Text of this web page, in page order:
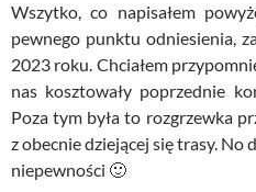
Wszytko, co napisałem
pewnego punktu odniesienia,
2023 roku. Chciałem
nas kosztowały poprzednie
Poza tym była to rozgrzewka
z obecnie dziejącej się trasy. No
niepewności 🙂